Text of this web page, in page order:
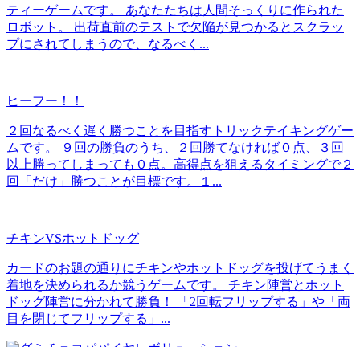
ティーゲームです。 あなたたちは人間そっくりに作られた
ロボット。 出荷直前のテストで欠陥が見つかるとスクラッ
プにされてしまうので、なるべく...
ヒーフー！！
２回なるべく遅く勝つことを目指すトリックテイキングゲー
ムです。 ９回の勝負のうち、２回勝てなければ０点、３回
以上勝ってしまっても０点。高得点を狙えるタイミングで２
回「だけ」勝つことが目標です。１...
チキンVSホットドッグ
カードのお題の通りにチキンやホットドッグを投げてうまく
着地を決められるか競うゲームです。 チキン陣営とホット
ドッグ陣営に分かれて勝負！ 「2回転フリップする」や「両
目を閉じてフリップする」...